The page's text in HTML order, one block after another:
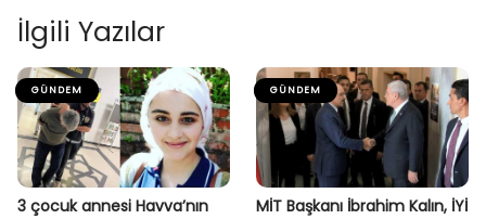
İlgili Yazılar
GÜNDEM
3 çocuk annesi Havva’nın
GÜNDEM
MİT Başkanı İbrahim Kalın, İYİ